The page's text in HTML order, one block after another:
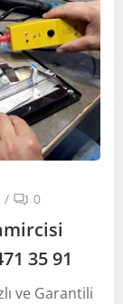
/ 0
35 91
ve Garantili